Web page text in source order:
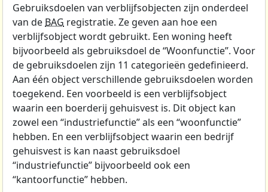
Gebruiksdoelen van verblijfsobjecten zijn onderdeel
van de BAG registratie. Ze geven aan hoe een
verblijfsobject wordt gebruikt. Een woning heeft
bijvoorbeeld als gebruiksdoel de “Woonfunctie”. Voor
de gebruiksdoelen zijn 11 categorieën gedefinieerd.
Aan één object verschillende gebruiksdoelen worden
toegekend. Een voorbeeld is een verblijfsobject
waarin een boerderij gehuisvest is. Dit object kan
zowel een “industriefunctie” als een “woonfunctie”
hebben. En een verblijfsobject waarin een bedrijf
gehuisvest is kan naast gebruiksdoel
“industriefunctie” bijvoorbeeld ook een
“kantoorfunctie” hebben.